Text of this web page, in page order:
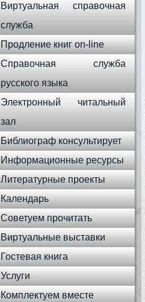
Виртуальная справочная
служба
Продление книг on-line
Справочная служба
русского языка
Электронный читальный
зал
Библиограф консультирует
Информационные ресурсы
Литературные проекты
Календарь
Советуем прочитать
Виртуальные выставки
Гостевая книга
Услуги
Комплектуем вместе